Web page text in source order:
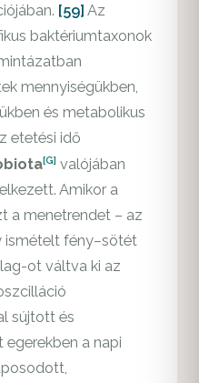
[59] Az
baktériumtaxonok
mennyiségükben,
és metabolikus
etetési idő
[G] valójában
Amikor a
a menetrendet – az
ismételt fény–sötét
ot váltva ki az
sújtott és
a napi